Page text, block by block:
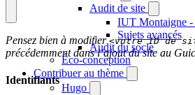
Audit de site
IUT Montaigne -
Sujets avancés
Audit du socle
Éco-conception
Contribuer au thème
Hugo
Pensez bien à modifier<votre ID de
précédemment dans l’ajout du site au
Identifiants